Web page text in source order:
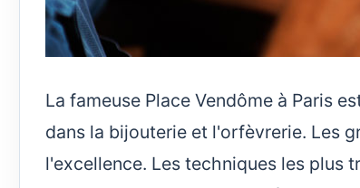
La fameuse Place Vendôme à Paris
dans la bijouterie et l'orfèvrerie. Les
l'excellence. Les techniques les plus